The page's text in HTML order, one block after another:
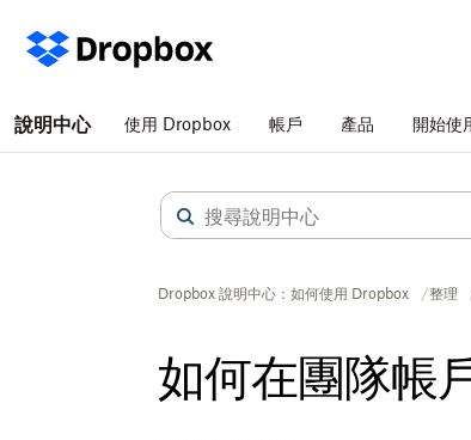
說明中心 使用 Dropbox 帳戶 產品 開始使
Dropbox 說明中心：如何使用 Dropbox 整理
如何在團隊帳